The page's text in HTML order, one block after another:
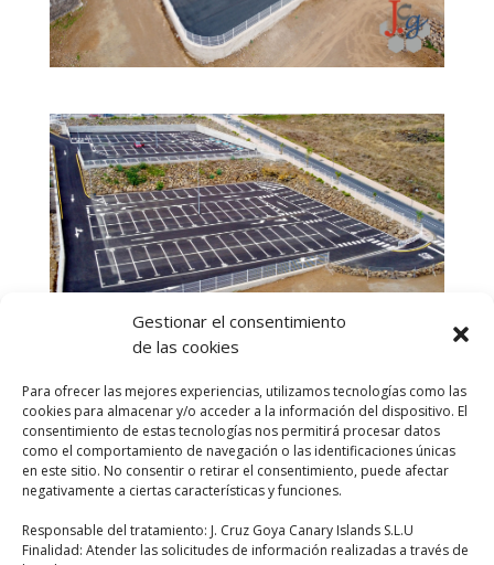
Gestionar el consentimiento
de las cookies
Para ofrecer las mejores experiencias, utilizamos tecnologías como las
cookies para almacenar y/o acceder a la información del dispositivo. El
consentimiento de estas tecnologías nos permitirá procesar datos
como el comportamiento de navegación o las identificaciones únicas
en este sitio. No consentir o retirar el consentimiento, puede afectar
negativamente a ciertas características y funciones.
Responsable del tratamiento: J. Cruz Goya Canary Islands S.L.U
Finalidad: Atender las solicitudes de información realizadas a través de
Aparcamiento que hemos realizado en la zona de
Lercaro, en La Orotava. Este emplazamiento de 5700
metros cuadrados dará cabida a aproximadamente